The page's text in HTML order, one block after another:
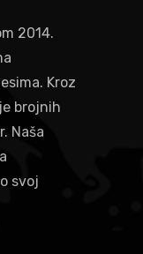
2014.
Kroz
brojnih
Naša
svoj